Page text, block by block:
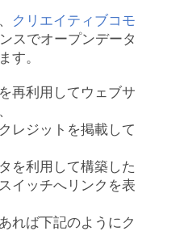
クリエイティブコモ
スでオープンデータ
す。
再利用してウェブサ
レジットを掲載して
を利用して構築した
イッチへリンクを表
れば下記のようにク